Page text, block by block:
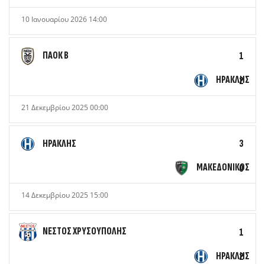
10 Ιανουαρίου 2026 14:00
ΠΑΟΚ Β
1
ΗΡΑΚΛΗΣ
2
21 Δεκεμβρίου 2025 00:00
ΗΡΑΚΛΗΣ
3
ΜΑΚΕΔΟΝΙΚΟΣ
0
14 Δεκεμβρίου 2025 15:00
ΝΕΣΤΟΣ ΧΡΥΣΟΥΠΟΛΗΣ
1
ΗΡΑΚΛΗΣ
2